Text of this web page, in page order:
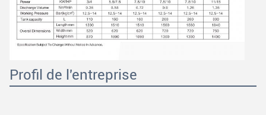
Profil de l'entreprise